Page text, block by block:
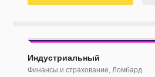
Индустриальный
Финансы и страхование, Ломбард